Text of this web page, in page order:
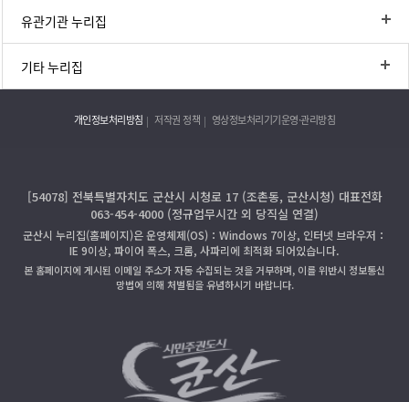
유관기관 누리집
기타 누리집
개인정보처리방침 저작권 정책 영상정보처리기기운영·관리방침
[54078] 전북특별자치도 군산시 시청로 17 (조촌동, 군산시청) 대표전화
063-454-4000 (정규업무시간 외 당직실 연결)
군산시 누리집(홈페이지)은 운영체제(OS)：Windows 7이상, 인터넷 브라우저：
IE 9이상, 파이어 폭스, 크롬, 사파리에 최적화 되어있습니다.
본 홈페이지에 게시된 이메일 주소가 자동 수집되는 것을 거부하며, 이를 위반시 정보통신
망법에 의해 처벌됨을 유념하시기 바랍니다.